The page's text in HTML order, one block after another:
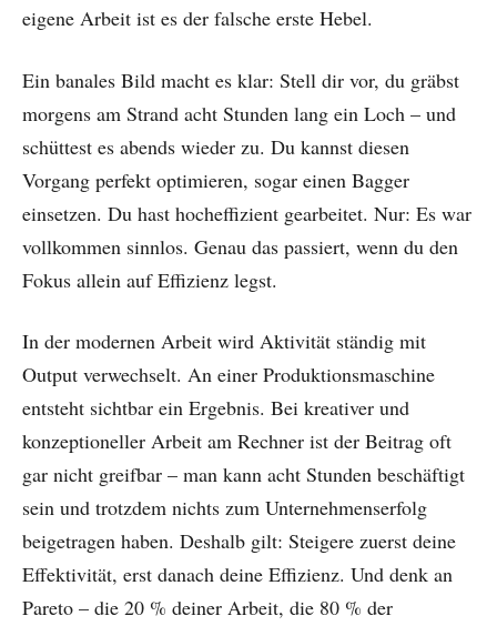
eigene Arbeit ist es der falsche erste Hebel.
Ein banales Bild macht es klar: Stell dir vor, du gräbst
morgens am Strand acht Stunden lang ein Loch – und
schüttest es abends wieder zu. Du kannst diesen
Vorgang perfekt optimieren, sogar einen Bagger
einsetzen. Du hast hocheffizient gearbeitet. Nur: Es war
vollkommen sinnlos. Genau das passiert, wenn du den
Fokus allein auf Effizienz legst.
In der modernen Arbeit wird Aktivität ständig mit
Output verwechselt. An einer Produktionsmaschine
entsteht sichtbar ein Ergebnis. Bei kreativer und
konzeptioneller Arbeit am Rechner ist der Beitrag oft
gar nicht greifbar – man kann acht Stunden beschäftigt
sein und trotzdem nichts zum Unternehmenserfolg
beigetragen haben. Deshalb gilt: Steigere zuerst deine
Effektivität, erst danach deine Effizienz. Und denk an
Pareto – die 20 % deiner Arbeit, die 80 % der